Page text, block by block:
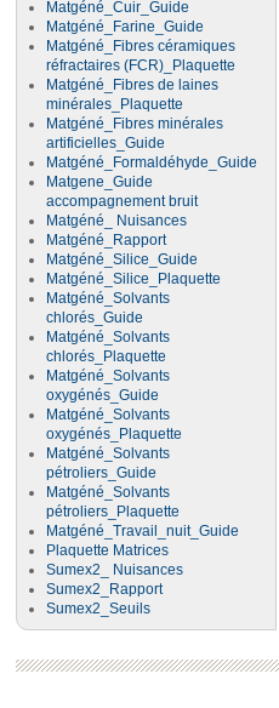
Matgéné_Cuir_Guide
Matgéné_Farine_Guide
Matgéné_Fibres céramiques
réfractaires (FCR)_Plaquette
Matgéné_Fibres de laines
minérales_Plaquette
Matgéné_Fibres minérales
artificielles_Guide
Matgéné_Formaldéhyde_Guide
Matgene_Guide
accompagnement bruit
Matgéné_ Nuisances
Matgéné_Rapport
Matgéné_Silice_Guide
Matgéné_Silice_Plaquette
Matgéné_Solvants
chlorés_Guide
Matgéné_Solvants
chlorés_Plaquette
Matgéné_Solvants
oxygénés_Guide
Matgéné_Solvants
oxygénés_Plaquette
Matgéné_Solvants
pétroliers_Guide
Matgéné_Solvants
pétroliers_Plaquette
Matgéné_Travail_nuit_Guide
Plaquette Matrices
Sumex2_ Nuisances
Sumex2_Rapport
Sumex2_Seuils